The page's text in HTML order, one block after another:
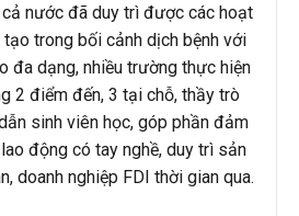
nước đã duy trì được các hoạt
trong bối cảnh dịch bệnh với
đa dạng, nhiều trường thực hiện
2 điểm đến, 3 tại chỗ, thầy trò
sinh viên học, góp phần đảm
động có tay nghề, duy trì sản
doanh nghiệp FDI thời gian qua.